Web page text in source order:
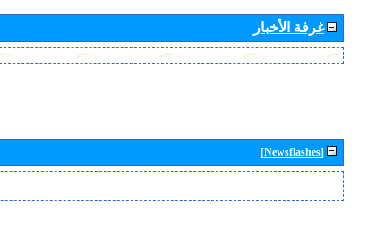
غرفة الأخبار
[Newsflashes]